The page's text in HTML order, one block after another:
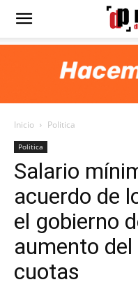
Diario
Portada
Inicio Politica
Politica
Salario
acuerdo de
el gobierno
aumento
cuotas